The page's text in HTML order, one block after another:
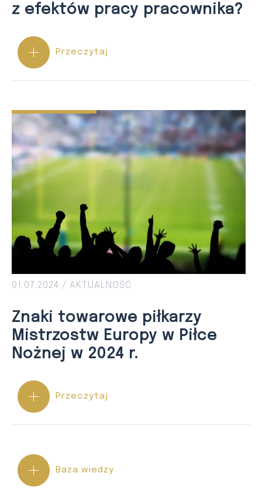
z efektów pracy pracownika?
Przeczytaj
01.07.2024 / AKTUALNOŚĆ
Znaki towarowe piłkarzy
Mistrzostw Europy w Piłce
Nożnej w 2024 r.
Przeczytaj
Baza wiedzy